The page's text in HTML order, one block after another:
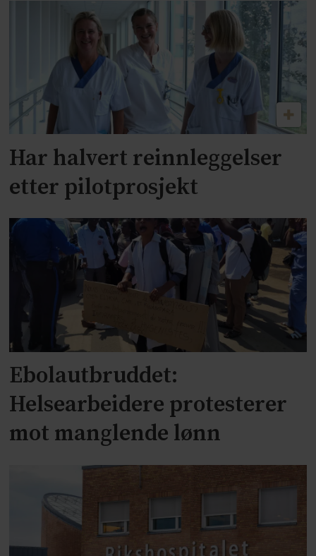
Har halvert reinnleggelser
etter pilotprosjekt
Ebolautbruddet:
Helsearbeidere protesterer
mot manglende lønn